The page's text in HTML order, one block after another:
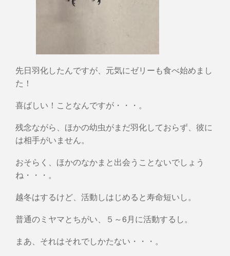
先日羽化したんですが、元気にゼリーも食べ始めまし
た！
喜ばしい！ことなんですが・・・。
残念ながら、ほかの幼虫がまだ羽化しておらず、彼に
は相手がいません。
おそらく、ほかのなかまと出会うことないでしょう
ね・・・。
越冬はするけど、活動しはじめると寿命短いし。
普通のミヤマとちがい、５～6月に活動するし。
まあ、それはそれでしかたない・・・。